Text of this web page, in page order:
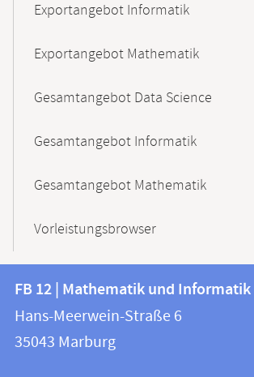
Exportangebot Informatik
Exportangebot Mathematik
Gesamtangebot Data Science
Gesamtangebot Informatik
Gesamtangebot Mathematik
Vorleistungsbrowser
Kontakt
und
Informationen
FB
12
|
FB 12 | Mathematik und Informatik
Hans-Meerwein-Straße 6
35043 Marburg